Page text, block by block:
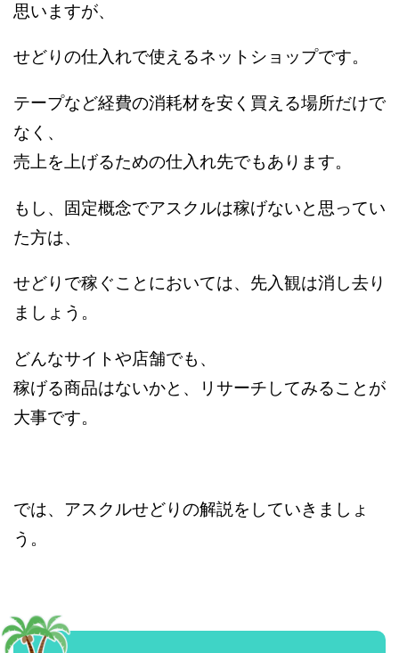
思いますが、
せどりの仕入れで使えるネットショップです。
テープなど経費の消耗材を安く買える場所だけで
なく、
売上を上げるための仕入れ先でもあります。
もし、固定概念でアスクルは稼げないと思ってい
た方は、
せどりで稼ぐことにおいては、先入観は消し去り
ましょう。
どんなサイトや店舗でも、
稼げる商品はないかと、リサーチしてみることが
大事です。
では、アスクルせどりの解説をしていきましょ
う。